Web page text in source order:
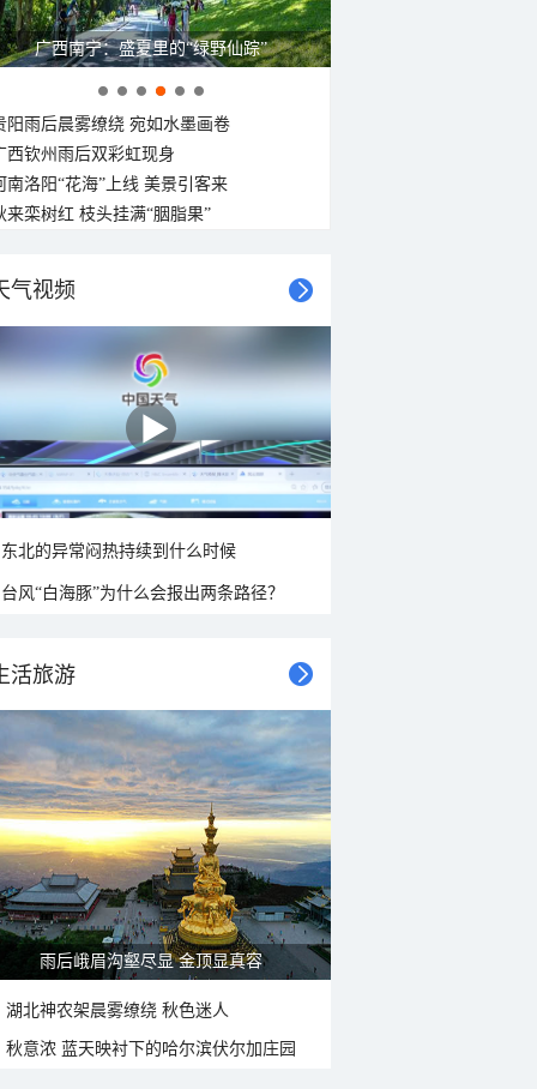
广西南宁：盛夏里的“绿野仙踪”
阳雨后晨雾缭绕 宛如水墨画卷
西钦州雨后双彩虹现身
南洛阳“花海”上线 美景引客来
来栾树红 枝头挂满“胭脂果”
气视频
东北的异常闷热持续到什么时候
台风“白海豚”为什么会报出两条路径？
活旅游
雨后峨眉沟壑尽显 金顶显真容
湖北神农架晨雾缭绕 秋色迷人
秋意浓 蓝天映衬下的哈尔滨伏尔加庄园